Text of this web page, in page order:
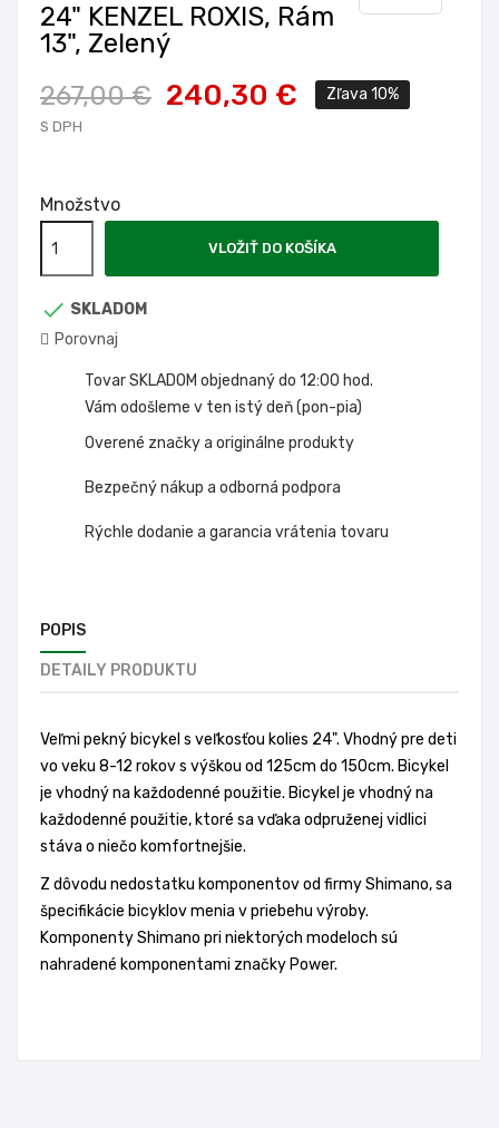
24" KENZEL ROXIS, Rám
13", Zelený
267,00 € 240,30 € Zľava 10%
S DPH
Množstvo
VLOŽIŤ DO KOŠÍKA
 SKLADOM
Porovnaj
Tovar SKLADOM objednaný do 12:00 hod.
Vám odošleme v ten istý deň (pon-pia)
Overené značky a originálne produkty
Bezpečný nákup a odborná podpora
Rýchle dodanie a garancia vrátenia tovaru
POPIS
DETAILY PRODUKTU
Veľmi pekný bicykel s veľkosťou kolies 24". Vhodný pre deti
vo veku 8-12 rokov s výškou od 125cm do 150cm. Bicykel
je vhodný na každodenné použitie. Bicykel je vhodný na
každodenné použitie, ktoré sa vďaka odpruženej vidlici
stáva o niečo komfortnejšie.
Z dôvodu nedostatku komponentov od firmy Shimano, sa
špecifikácie bicyklov menia v priebehu výroby.
Komponenty Shimano pri niektorých modeloch sú
nahradené komponentami značky Power.